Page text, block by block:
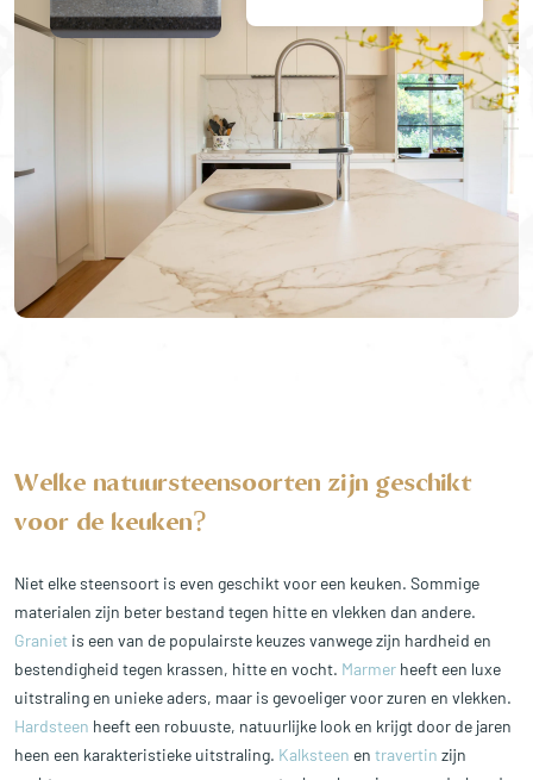
Welke natuursteensoorten zijn geschikt
voor de keuken?
Niet elke steensoort is even geschikt voor een keuken. Sommige
materialen zijn beter bestand tegen hitte en vlekken dan andere.
Graniet is een van de populairste keuzes vanwege zijn hardheid en
bestendigheid tegen krassen, hitte en vocht. Marmer heeft een luxe
uitstraling en unieke aders, maar is gevoeliger voor zuren en vlekken.
Hardsteen heeft een robuuste, natuurlijke look en krijgt door de jaren
heen een karakteristieke uitstraling. Kalksteen en travertin zijn